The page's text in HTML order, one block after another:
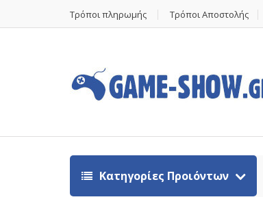
Τρόποι πληρωμής Τρόποι Αποστολής
Κατηγορίες Προιόντων